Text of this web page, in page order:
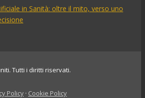
in Sanità: oltre il mito, verso uno
Tutti i diritti riservati.
Policy · Cookie Policy